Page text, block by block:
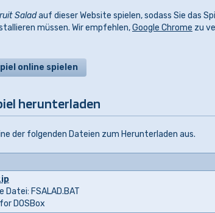
Saladauf dieser Website spielen, sodass Sie das
müssen. Wir empfehlen,Google Chrome zu
online spielen
herunterladen
der folgenden Dateien zum Herunterladen aus.
Datei: FSALAD.BAT
DOSBox